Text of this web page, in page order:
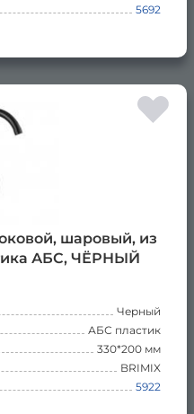
5692
шаровый, из
АБС, ЧЁРНЫЙ
Черный
АБС пластик
330*200 мм
BRIMIX
5922